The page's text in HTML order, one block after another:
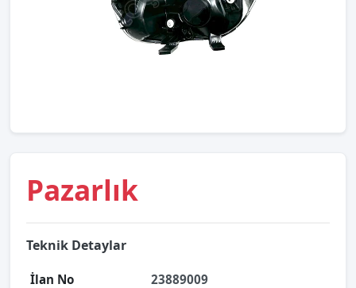
Pazarlık
Teknik Detaylar
İlan No 23889009